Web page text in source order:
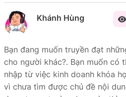
Khánh Hùng
Bạn đang muốn truyền đạt
cho người khác?. Bạn muốn có
nhập từ việc kinh doanh khóa
vì chưa tìm được chủ đề nội